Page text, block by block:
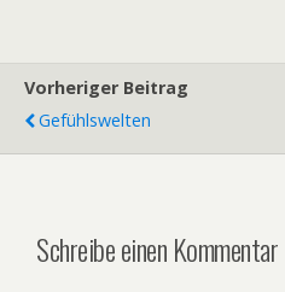
Vorheriger Beitrag
Gefühlswelten
Schreibe einen Kommentar